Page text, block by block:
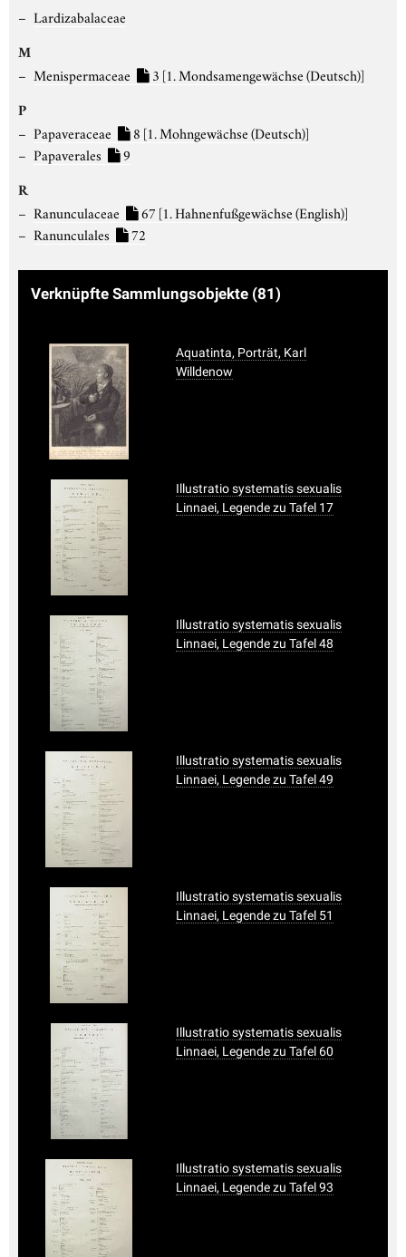
Lardizabalaceae
M
Menispermaceae 3 [1. Mondsamengewächse (Deutsch)]
P
Papaveraceae 8 [1. Mohngewächse (Deutsch)]
Papaverales
9
R
Ranunculaceae 67 [1. Hahnenfußgewächse (English)]
Ranunculales
72
Verknüpfte Sammlungsobjekte (81)
Aquatinta, Porträt, Karl
Willdenow
Illustratio systematis sexualis
Linnaei, Legende zu Tafel 17
Illustratio systematis sexualis
Linnaei, Legende zu Tafel 48
Illustratio systematis sexualis
Linnaei, Legende zu Tafel 49
Illustratio systematis sexualis
Linnaei, Legende zu Tafel 51
Illustratio systematis sexualis
Linnaei, Legende zu Tafel 60
Illustratio systematis sexualis
Linnaei, Legende zu Tafel 93